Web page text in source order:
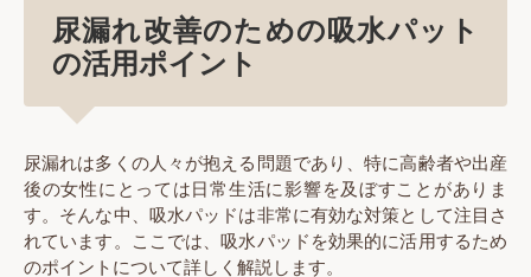
尿漏れ改善のための吸水パット
の活用ポイント
尿漏れは多くの人々が抱える問題であり、特に高齢者や出産
後の女性にとっては日常生活に影響を及ぼすことがありま
す。そんな中、吸水パッドは非常に有効な対策として注目さ
れています。ここでは、吸水パッドを効果的に活用するため
のポイントについて詳しく解説します。